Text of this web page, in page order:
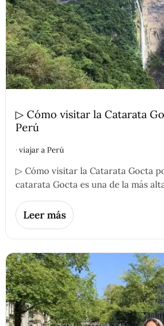
▷ Cómo visitar la Catarata
Perú
·viajar a Perú
▷ Cómo visitar la Catarata Gocta
catarata Gocta es una de la más
Leer más